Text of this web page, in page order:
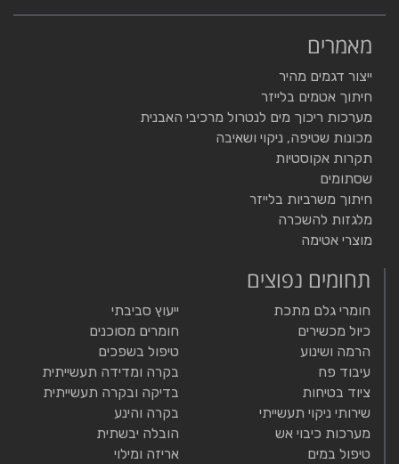
מאמרים
ייצור דגמים מהיר
חיתוך אטמים בלייזר
מערכות ריכוך מים לנטרול מרכיבי האבנית
מכונות שטיפה, ניקוי ושאיבה
תקרות אקוסטיות
שסתומים
חיתוך משרביות בלייזר
מלגזות להשכרה
מוצרי אטימה
תחומים נפוצים
חומרי גלם מתכת
כיול מכשירים
הרמה ושינוע
עיבוד פח
ציוד בטיחות
שירותי ניקוי תעשייתי
מערכות כיבוי אש
טיפול במים
ייעוץ סביבתי
חומרים מסוכנים
טיפול בשפכים
בקרה ומדידה תעשייתית
בדיקה ובקרה תעשייתית
בקרה והינע
הובלה יבשתית
אריזה ומילוי